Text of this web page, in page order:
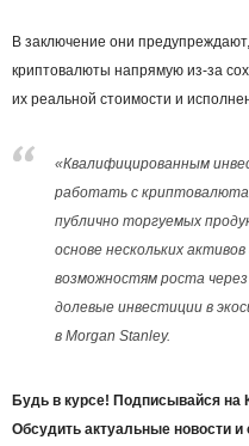
В заключение они
криптовалюты напрямую из-за
их реальной стоимости и
«Квалифицированным
работать с
публично торгуемых
основе нескольких
возможностям роста
долевые инвестиции в
в Morgan Stanley.
Будь в курсе! Подписывайся на
Обсудить актуальные новости и